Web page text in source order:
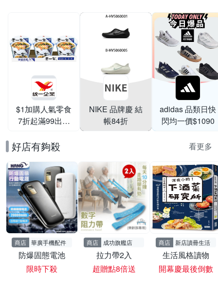
$1加購人氣零食
7折起滿99出貨
NIKE 品牌慶 結
帳84折
adidas 品類日快
閃均一價$1090
好店有夠殺 看更多
商店 華廣手機配件
防爆固態電池
限時下殺
商店 成功旗艦店
拉力帶2入
超贈點8倍送
商店 新店讀冊生活
生活風格讀物
開幕慶最後倒數